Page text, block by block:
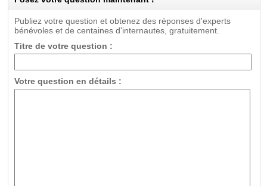
Publiez votre question et obtenez des réponses d'experts
bénévoles et de centaines d'internautes, gratuitement.
Titre de votre question :
Votre question en détails :